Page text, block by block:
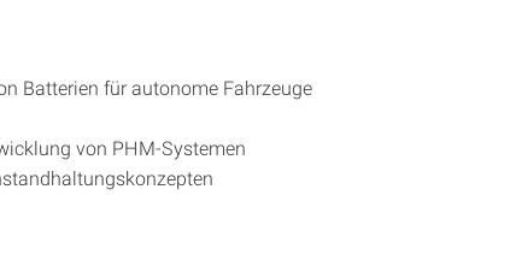
Batterien für autonome Fahrzeuge
von PHM-Systemen